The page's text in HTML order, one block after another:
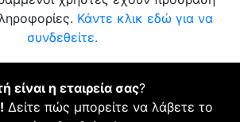
Κάντε κλικ εδώ για να
συνδεθείτε.
είναι η εταιρεία σας?
Δείτε πώς μπορείτε να λάβετε το